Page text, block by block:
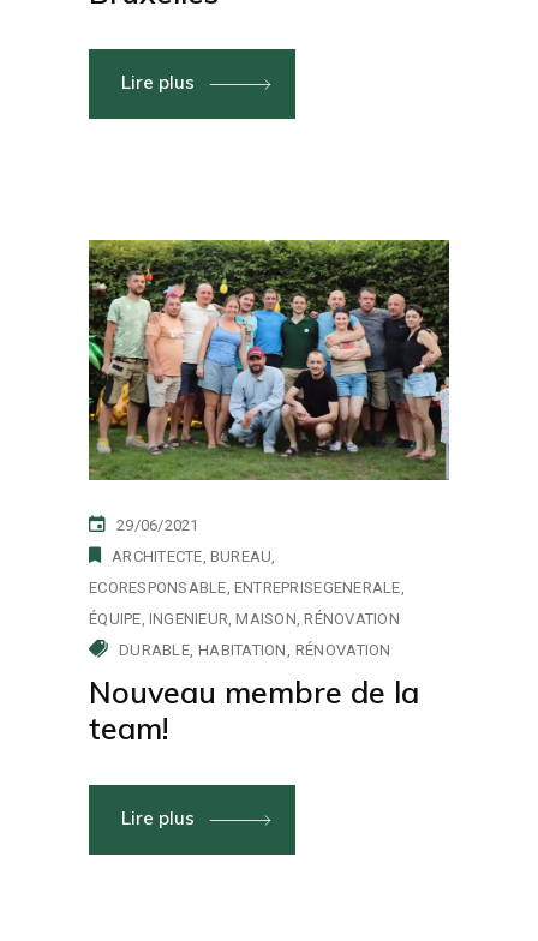
Lire plus
29/06/2021
ARCHITECTE BUREAU
ECORESPONSABLE ENTREPRISEGENERALE
ÉQUIPE INGENIEUR MAISON RÉNOVATION
DURABLE HABITATION RÉNOVATION
Nouveau membre de la
team!
Lire plus